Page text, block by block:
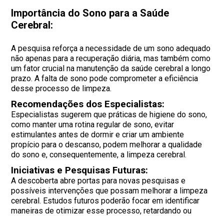
Importância do Sono para a Saúde
Cerebral:
A pesquisa reforça a necessidade de um sono adequado
não apenas para a recuperação diária, mas também como
um fator crucial na manutenção da saúde cerebral a longo
prazo. A falta de sono pode comprometer a eficiência
desse processo de limpeza.
Recomendações dos Especialistas:
Especialistas sugerem que práticas de higiene do sono,
como manter uma rotina regular de sono, evitar
estimulantes antes de dormir e criar um ambiente
propício para o descanso, podem melhorar a qualidade
do sono e, consequentemente, a limpeza cerebral.
Iniciativas e Pesquisas Futuras:
A descoberta abre portas para novas pesquisas e
possíveis intervenções que possam melhorar a limpeza
cerebral. Estudos futuros poderão focar em identificar
maneiras de otimizar esse processo, retardando ou